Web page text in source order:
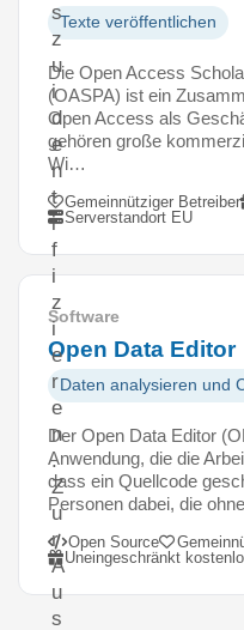
s
z
u
i
d
e
n
t
i
f
i
z
i
e
r
e
n
.
Z
u
r
A
u
s
Texte veröffentlichen
Die Open Access
(OASPA) ist ein
Open Access als
gehören große
Wi…
Gemeinnütziger Betreiber
Serverstandort EU
Software
Open Data Editor
Daten analysieren und
Der Open Data Editor
Anwendung, die die
dass ein Quellcode
Personen dabei, die
Open Source
Uneingeschränkt